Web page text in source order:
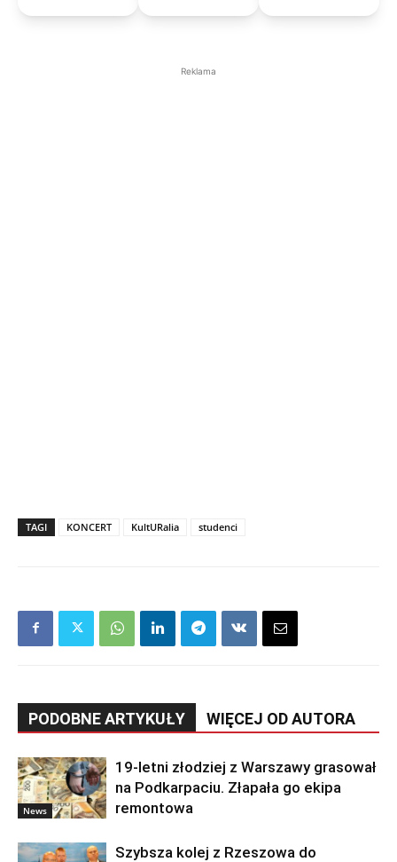
Reklama
TAGI KONCERT KultURalia studenci
PODOBNE ARTYKUŁY WIĘCEJ OD AUTORA
News
19-letni złodziej z Warszawy grasował
na Podkarpaciu. Złapała go ekipa
remontowa
Szybsza kolej z Rzeszowa do